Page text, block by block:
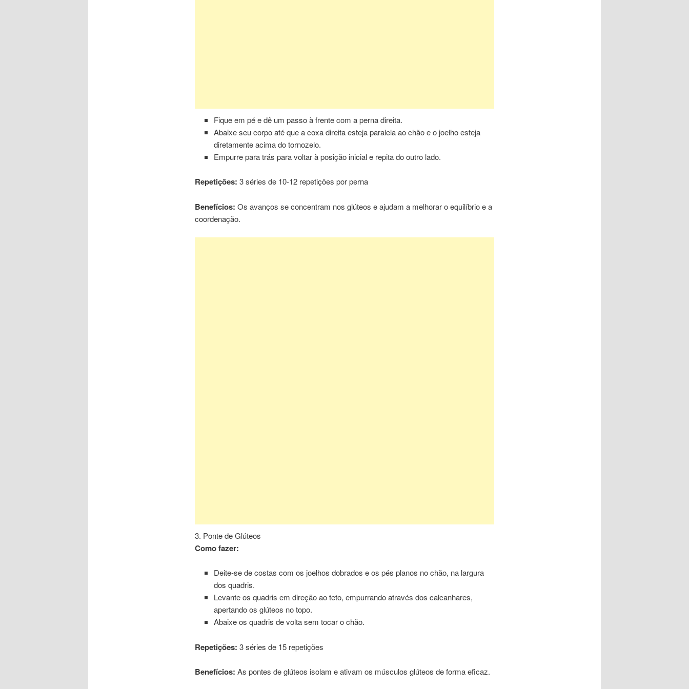
Fique em pé e dê um passo à frente com a perna direita.
Abaixe seu corpo até que a coxa direita esteja paralela ao chão e o joelho esteja
diretamente acima do tornozelo.
Empurre para trás para voltar à posição inicial e repita do outro lado.
Repetições: 3 séries de 10-12 repetições por perna
Benefícios: Os avanços se concentram nos glúteos e ajudam a melhorar o equilíbrio e a
coordenação.
3. Ponte de Glúteos
Como fazer:
Deite-se de costas com os joelhos dobrados e os pés planos no chão, na largura
dos quadris.
Levante os quadris em direção ao teto, empurrando através dos calcanhares,
apertando os glúteos no topo.
Abaixe os quadris de volta sem tocar o chão.
Repetições: 3 séries de 15 repetições
Benefícios: As pontes de glúteos isolam e ativam os músculos glúteos de forma eficaz.